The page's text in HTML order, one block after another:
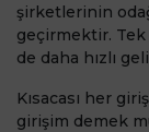
şirketlerinin
geçirmektir.
de daha hızlı
Kısacası her
girişim demek